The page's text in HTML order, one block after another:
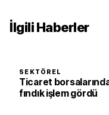
İlgili Haberler
SEKTÖREL
Ticaret
fındık işlem gördü